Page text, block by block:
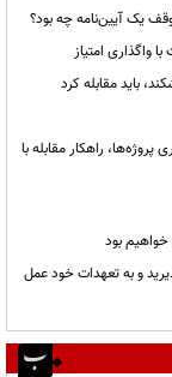
یک آیین‌نامه چه بود؟
واگذاری امتیاز
باید مقابله کرد
راهکار مقابله با
بود
و به تعهدات خود عمل